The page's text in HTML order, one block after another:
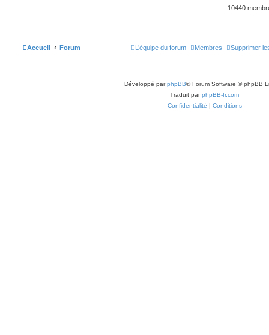
10440
Accueil Forum Supprimer
Membres
L’équipe du forum
Développé parphpBB® Forum Software © phpBB
Traduit parphpBB-fr.com
Confidentialité | Conditions